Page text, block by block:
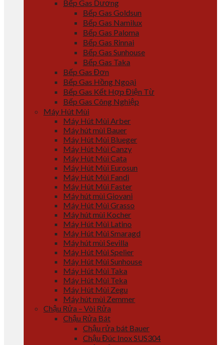
Bếp Gas Dương
Bếp Gas Goldsun
Bếp Gas Namilux
Bếp Gas Paloma
Bếp Gas Rinnai
Bếp Gas Sunhouse
Bếp Gas Taka
Bếp Gas Đơn
Bếp Gas Hồng Ngoại
Bếp Gas Kết Hợp Điện Từ
Bếp Gas Công Nghiệp
Máy Hút Mùi
Máy Hút Mùi Arber
Máy hút mùi Bauer
Máy Hút Mùi Blueger
Máy Hút Mùi Canzy
Máy Hút Mùi Cata
Máy Hút Mùi Eurosun
Máy Hút Mùi Fandi
Máy Hút Mùi Faster
Máy hút mùi Giovani
Máy Hút Mùi Grasso
Máy hút mùi Kocher
Máy Hút Mùi Latino
Máy Hút Mùi Smaragd
Máy hút mùi Sevilla
Máy Hút Mùi Spelier
Máy Hút Mùi Sunhouse
Máy Hút Mùi Taka
Máy Hút Mùi Teka
Máy Hút Mùi Zegu
Máy hút mùi Zemmer
Chậu Rửa – Vòi Rửa
Chậu Rửa Bát
Chậu rửa bát Bauer
Chậu Đúc Inox SUS304